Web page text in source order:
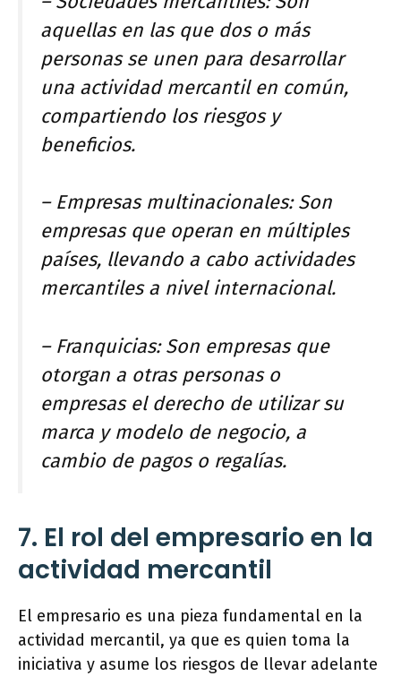
aquellas en las que dos o más
personas se unen para desarrollar
una actividad mercantil en común,
compartiendo los riesgos y
beneficios.
– Empresas multinacionales: Son
empresas que operan en múltiples
países, llevando a cabo actividades
mercantiles a nivel internacional.
– Franquicias: Son empresas que
otorgan a otras personas o
empresas el derecho de utilizar su
marca y modelo de negocio, a
cambio de pagos o regalías.
7. El rol del empresario en la
actividad mercantil
El empresario es una pieza fundamental en la
actividad mercantil, ya que es quien toma la
iniciativa y asume los riesgos de llevar adelante